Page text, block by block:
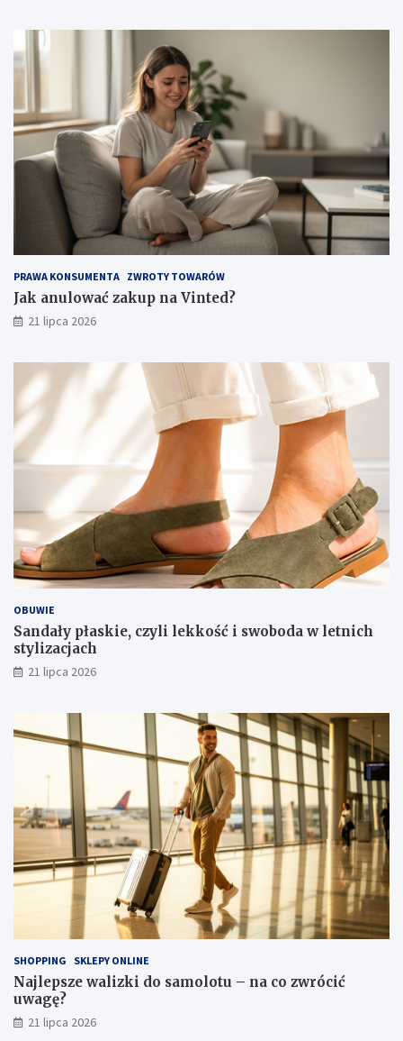
PRAWA KONSUMENTA ZWROTY TOWARÓW
Jak anulować zakup na Vinted?
21 lipca 2026
OBUWIE
Sandały płaskie, czyli lekkość i swoboda w letnich
stylizacjach
21 lipca 2026
SHOPPING SKLEPY ONLINE
Najlepsze walizki do samolotu – na co zwrócić
uwagę?
21 lipca 2026